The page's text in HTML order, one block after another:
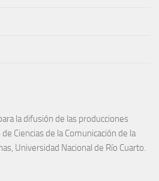
la difusión de las producciones
Ciencias de la Comunicación de la
Universidad Nacional de Río Cuarto.